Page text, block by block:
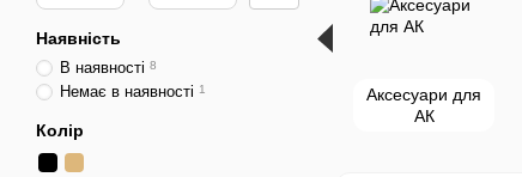
Аксесуари для
АК
Наявність
В наявності 8
Немає в наявності 1
Колір